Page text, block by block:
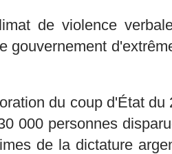
de violence
gouvernement
du coup d'État
000 personnes
de la dictature